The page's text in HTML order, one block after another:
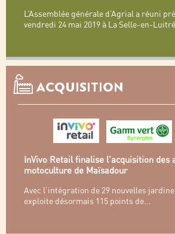
L’Assemblée générale d’Agrial a réuni
vendredi 24 mai 2019 à La Selle-en-
ACQUISITION
InVivo Retail finalise l’acquisition
motoculture de Maïsadour
Avec l’intégration de 29 nouvelles
exploite désormais 115 points de...